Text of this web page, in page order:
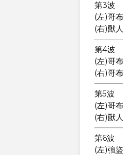
第3波
(左)哥
(右)獸
第4波
(左)哥
(右)哥
第5波
(左)哥
(右)獸
第6波
(左)強盜